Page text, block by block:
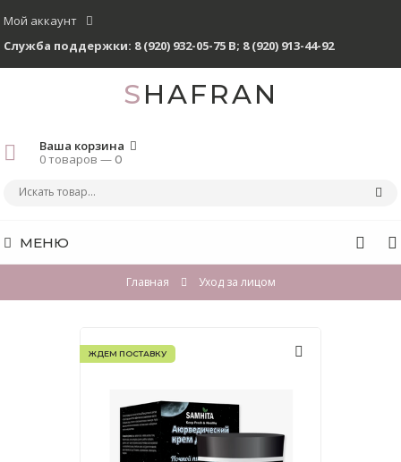
Мой аккаунт
Служба поддержки: 8 (920) 932-05-75 В; 8 (920) 913-44-92
SHAFRAN
Ваша корзина
0 товаров —0
МЕНЮ
Главная Уход за лицом
ЖДЕМ ПОСТАВКУ